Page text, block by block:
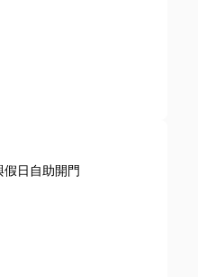
日自助開門